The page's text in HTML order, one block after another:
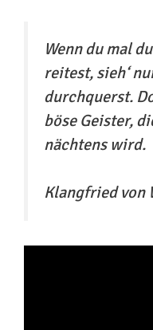
Wenn du mal
reitest, sieh‘
durchquerst.
böse Geister,
nächtens wird.
Klangfried von